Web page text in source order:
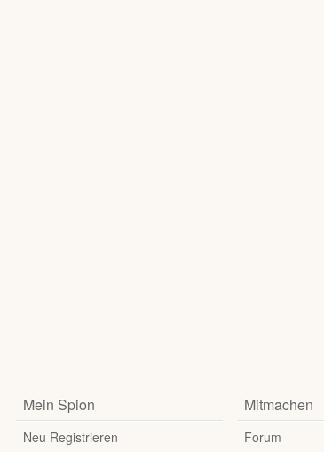
Mein Spion
Neu Registrieren
Mitmachen
Forum